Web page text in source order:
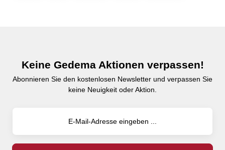
Keine Gedema Aktionen verpassen!
Abonnieren Sie den kostenlosen Newsletter und verpassen Sie
keine Neuigkeit oder Aktion.